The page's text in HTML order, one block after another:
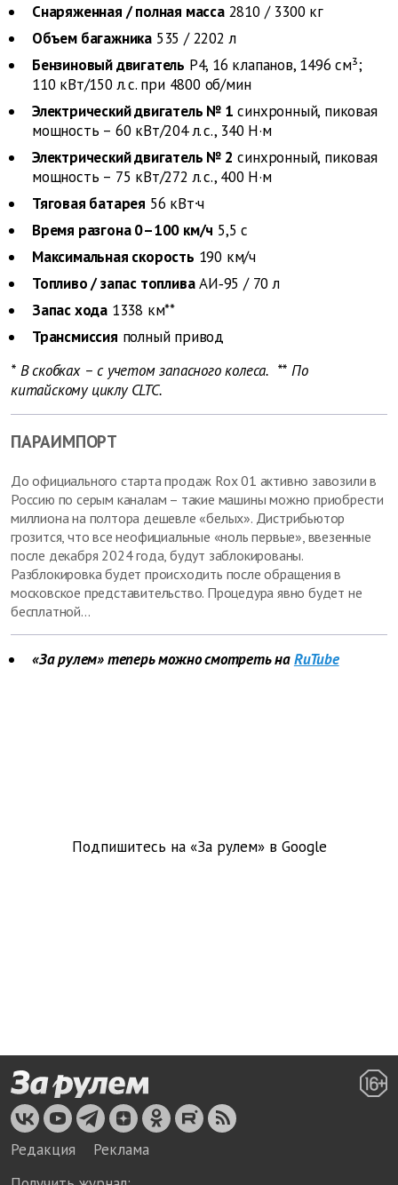
Снаряженная / полная масса2810 / 3300 кг
Объем багажника 535 / 2202 л
Бензиновый двигатель Р4, 16 клапанов, 1496 см³;
110 кВт/150 л. с. при 4800 об/мин
Электрический двигатель № 1 синхронный, пиковая
мощность – 60 кВт/204 л. с., 340 Н·м
Электрический двигатель № 2 синхронный, пиковая
мощность – 75 кВт/272 л. с., 400 Н·м
Тяговая батарея 56 кВт∙ч
Время разгона 0–100 км/ч 5,5 с
Максимальная скорость 190 км/ч
Топливо / запас топливаАИ‑95 / 70 л
Запас хода 1338 км**
Трансмиссия полный привод
* В скобках – с учетом запасного колеса. ** По
китайскому циклу CLTC.
ПАРАИМПОРТ
До официального старта продаж Rox 01 активно завозили в
Россию по серым каналам – такие машины можно приобрести
миллиона на полтора дешевле «белых». Дистрибьютор
грозится, что все неофициальные «ноль первые», ввезенные
после декабря 2024 года, будут заблокированы.
Разблокировка будет происходить после обращения в
московское представительство. Процедура явно будет не
бесплатной…
«За рулем» теперь можно смотреть наRuTube
Подпишитесь на «За рулем» в Google
Редакция
Реклама